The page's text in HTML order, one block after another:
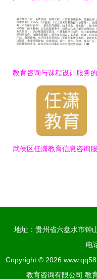
地址：贵州省六盘水市钟
电
Copyright © 2026
教育咨询有限公司 教